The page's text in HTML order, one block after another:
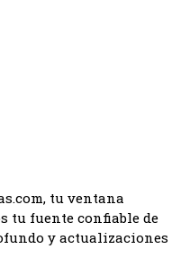
tu ventana
tu fuente confiable de
y actualizaciones